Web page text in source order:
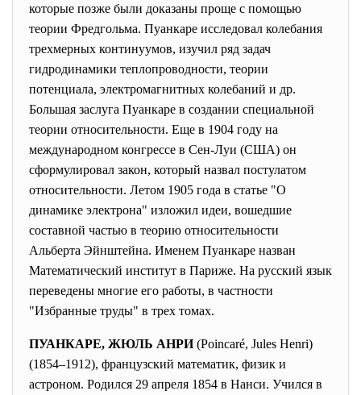
которые позже были доказаны проще с помощью
теории Фредгольма. Пуанкаре исследовал колебания
трехмерных континуумов, изучил ряд задач
гидродинамики теплопроводности, теории
потенциала, электромагнитных колебаний и др.
Большая заслуга Пуанкаре в создании специальной
теории относительности. Еще в 1904 году на
международном конгрессе в Сен-Луи (США) он
сформулировал закон, который назвал постулатом
относительности. Летом 1905 года в статье "О
динамике электрона" изложил идеи, вошедшие
составной частью в теорию относительности
Альберта Эйнштейна. Именем Пуанкаре назван
Математический институт в Париже. На русский язык
переведены многие его работы, в частности
"Избранные труды" в трех томах.
ПУАНКАРЕ, ЖЮЛЬ АНРИ (Poincaré, Jules Henri)
(1854–1912), французский математик, физик и
астроном. Родился 29 апреля 1854 в Нанси. Учился в